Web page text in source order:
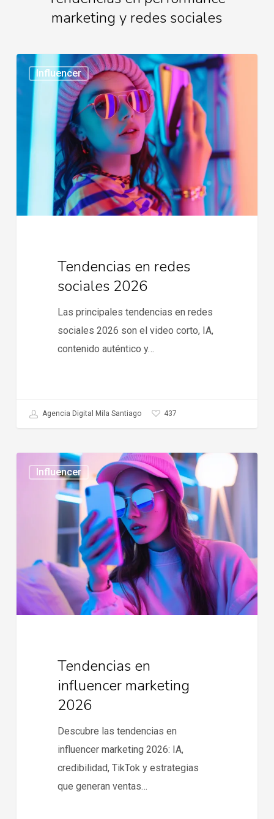
marketing y redes sociales
Influencer
Tendencias
redes
sociales
2026
Tendencias en redes
sociales 2026
Las principales tendencias en redes
sociales 2026 son el video corto, IA,
contenido auténtico y…
Agencia Digital Mila Santiago 437
Influencer
Tendencias
influencer
Tendencias en
influencer marketing
2026
Descubre las tendencias en
influencer marketing 2026: IA,
credibilidad, TikTok y estrategias
que generan ventas…